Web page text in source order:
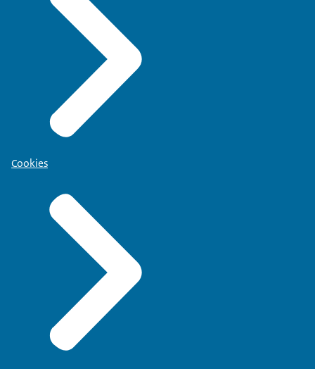
Cookies